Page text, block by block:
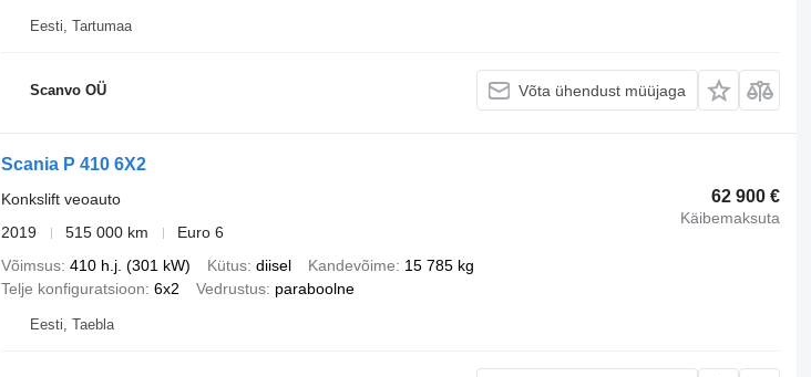
Eesti, Tartumaa
Scanvo OÜ Võta ühendust müüjaga
Scania P 410 6X2
62 900 €
Käibemaksuta
Konkslift veoauto
2019
515 000 km
Euro 6
Võimsus 410 h.j. (301 kW) Kütus diisel Kandevõime
15 785 kg
Telje konfiguratsioon 6x2 Vedrustus paraboolne
Eesti, Taebla